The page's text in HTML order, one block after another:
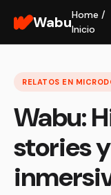
WabuHome /
Inicio
RELATOS EN
Wabu:
stories